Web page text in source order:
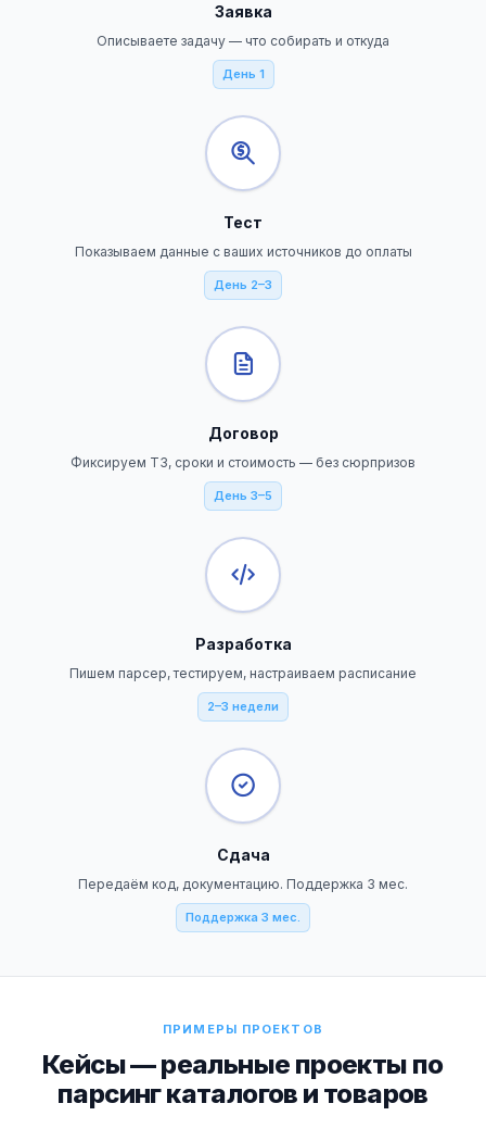
Заявка
Описываете задачу — что собирать и откуда
День 1
Тест
Показываем данные с ваших источников до оплаты
День 2–3
Договор
Фиксируем ТЗ, сроки и стоимость — без сюрпризов
День 3–5
Разработка
Пишем парсер, тестируем, настраиваем расписание
2–3 недели
Сдача
Передаём код, документацию. Поддержка 3 мес.
Поддержка 3 мес.
ПРИМЕРЫ ПРОЕКТОВ
Кейсы — реальные проекты по
парсинг каталогов и товаров